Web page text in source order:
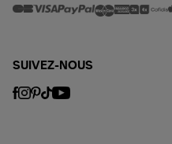
SUIVEZ-NOUS